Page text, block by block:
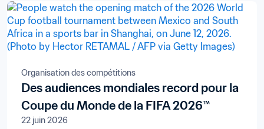
Organisation des compétitions
Des audiences mondiales record pour la
Coupe du Monde de la FIFA 2026™
22 juin 2026